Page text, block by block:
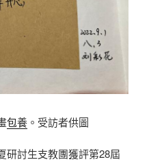
包養 。受訪者供圖
研討生支教團獲評第28屆